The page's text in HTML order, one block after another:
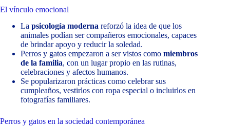
El vínculo emocional
La psicología moderna reforzó la idea de que los
animales podían ser compañeros emocionales, capaces
de brindar apoyo y reducir la soledad.
Perros y gatos empezaron a ser vistos como miembros
de la familia, con un lugar propio en las rutinas,
celebraciones y afectos humanos.
Se popularizaron prácticas como celebrar sus
cumpleaños, vestirlos con ropa especial o incluirlos en
fotografías familiares.
Perros y gatos en la sociedad contemporánea